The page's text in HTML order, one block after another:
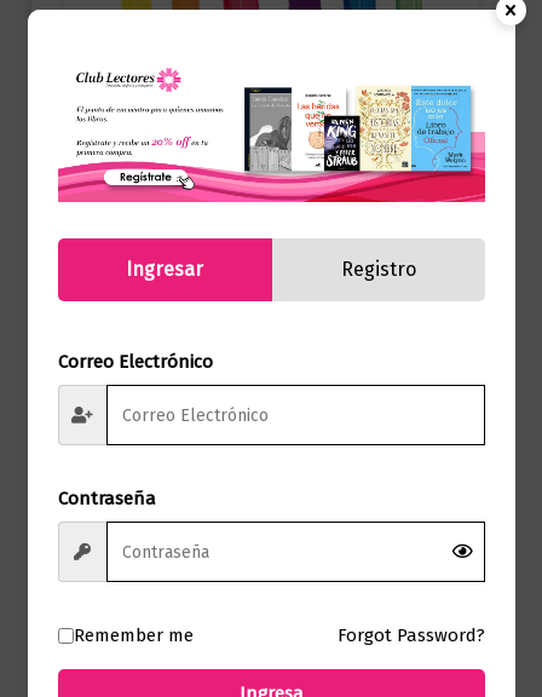
Arte
Vivir el camino del artista
Añadir al carrito
Ingresar Registro
Correo Electrónico
Contraseña
Remember me Forgot Password?